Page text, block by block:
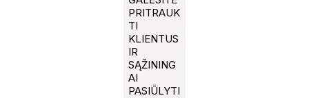
PRITRAUK
TI
KLIENTUS
IR
SĄŽINING
AI
PASIŪLYTI